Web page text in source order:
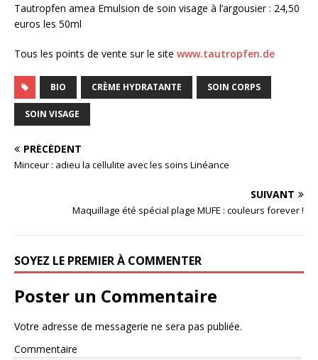
Tautropfen amea Emulsion de soin visage à l’argousier : 24,50
euros les 50ml
Tous les points de vente sur le site www.tautropfen.de
BIO CRÈME HYDRATANTE SOIN CORPS
SOIN VISAGE
PRÉCÉDENT
Minceur : adieu la cellulite avec les soins Linéance
SUIVANT
Maquillage été spécial plage MUFE : couleurs forever !
SOYEZ LE PREMIER À COMMENTER
Poster un Commentaire
Votre adresse de messagerie ne sera pas publiée.
Commentaire